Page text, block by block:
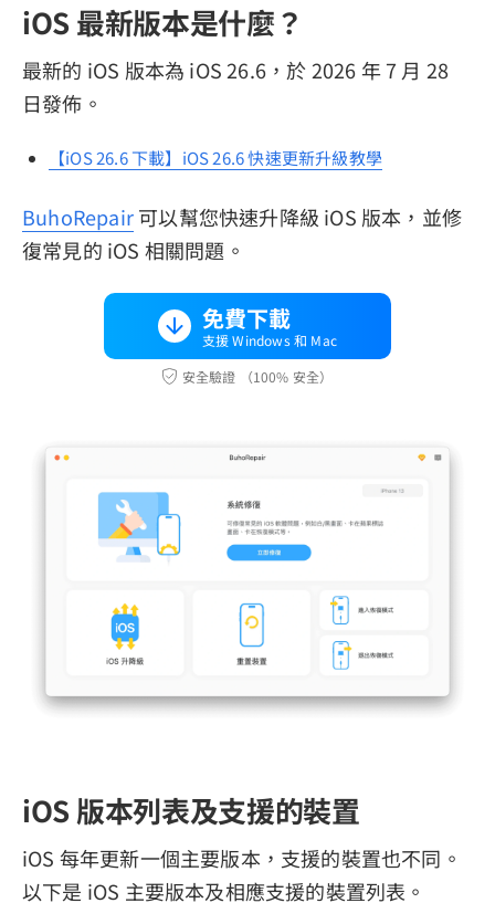
iOS 最新版本是什麼？
最新的 iOS 版本為 iOS 26.6，於 2026 年 7 月 28
日發佈。
【iOS 26.6 下載】iOS 26.6 快速更新升級教學
BuhoRepair可以幫您快速升降級 iOS 版本，並修
復常見的 iOS 相關問題。
免費下載
支援 Windows 和 Mac
安全驗證 （100% 安全）
iOS 版本列表及支援的裝置
iOS 每年更新一個主要版本，支援的裝置也不同。
以下是 iOS 主要版本及相應支援的裝置列表。